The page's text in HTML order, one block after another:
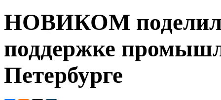
НОВИКОМ
поддержке
Петербурге